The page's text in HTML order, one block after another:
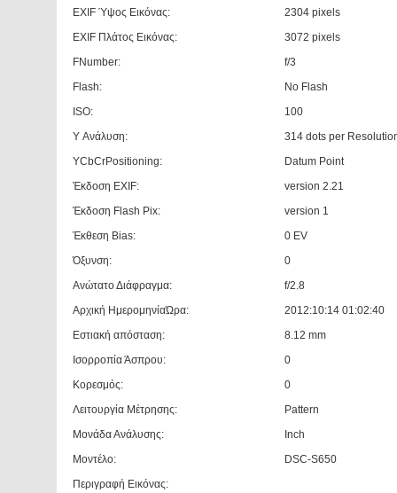
EXIF Ύψος Εικόνας:
2304 pixels
EXIF Πλάτος Εικόνας:
3072 pixels
FNumber:
f/3
Flash:
No Flash
ISO:
100
Y Ανάλυση:
314 dots per
YCbCrPositioning:
Datum Point
Έκδοση EXIF:
version 2.21
Έκδοση Flash Pix:
version 1
Έκθεση Bias:
0 EV
Όξυνση:
0
Ανώτατο Διάφραγμα:
f/2.8
Αρχική ΗμερομηνίαΏρα:
2012:10:14 01:02:40
Εστιακή απόσταση:
8.12 mm
Ισορροπία Άσπρου:
0
Κορεσμός:
0
Λειτουργία Μέτρησης:
Pattern
Μονάδα Ανάλυσης:
Inch
Μοντέλο:
DSC-S650
Περιγραφή Εικόνας: